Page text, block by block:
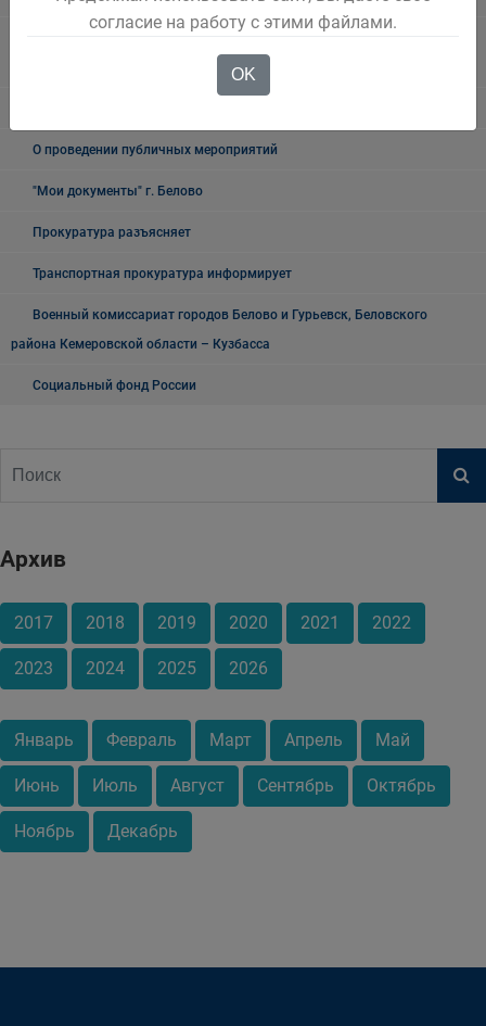
Территориальный Центр занятости населения города Белово
О проведении публичных мероприятий
"Мои документы" г. Белово
Прокуратура разъясняет
Транспортная прокуратура информирует
Военный комиссариат городов Белово и Гурьевск, Беловского
района Кемеровской области – Кузбасса
Социальный фонд России
Архив
2017 2018 2019 2020 2021 2022
2023 2024 2025 2026
Январь Февраль Март Апрель Май
Июнь Июль Август Сентябрь Октябрь
Ноябрь Декабрь
согласие на работу с этими файлами.
OK